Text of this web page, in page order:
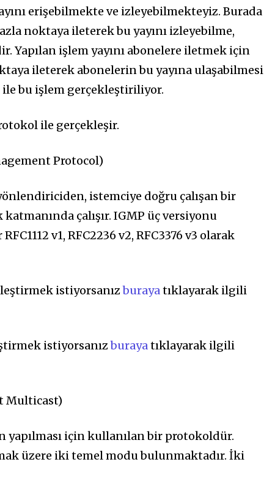
erişebilmekte ve izleyebilmekteyiz. Burada
noktaya ileterek bu yayını izleyebilme,
Yapılan işlem yayını abonelere iletmek için
ileterek abonelerin bu yayına ulaşabilmesi
ile bu işlem gerçekleştiriliyor.
ile gerçekleşir.
Protocol)
istemciye doğru çalışan bir
çalışır. IGMP üç versiyonu
v1, RFC2236 v2, RFC3376 v3 olarak
istiyorsanızburayatıklayarak ilgili
istiyorsanızburayatıklayarak ilgili
Multicast)
yapılması için kullanılan bir protokoldür.
üzere iki temel modu bulunmaktadır. İki